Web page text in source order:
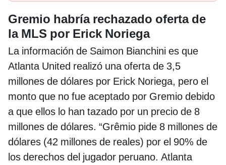
Gremio habría rechazado oferta de
la MLS por Erick Noriega
La información de Saimon Bianchini es que
Atlanta United realizó una oferta de 3,5
millones de dólares por Erick Noriega, pero el
monto que no fue aceptado por Gremio debido
a que ellos lo han tazado por un precio de 8
millones de dólares. “Grêmio pide 8 millones de
dólares (42 millones de reales) por el 90% de
los derechos del jugador peruano. Atlanta